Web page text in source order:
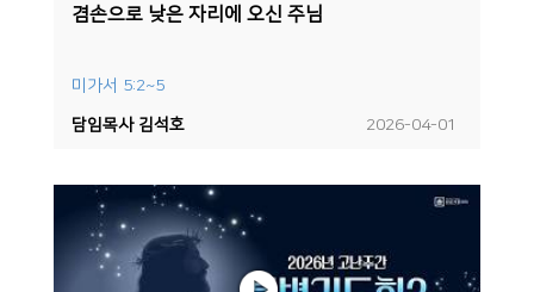
겸손으로 낮은 자리에 오신 주님
미가서 5:2~5
2026-04-01
담임목사 김석호